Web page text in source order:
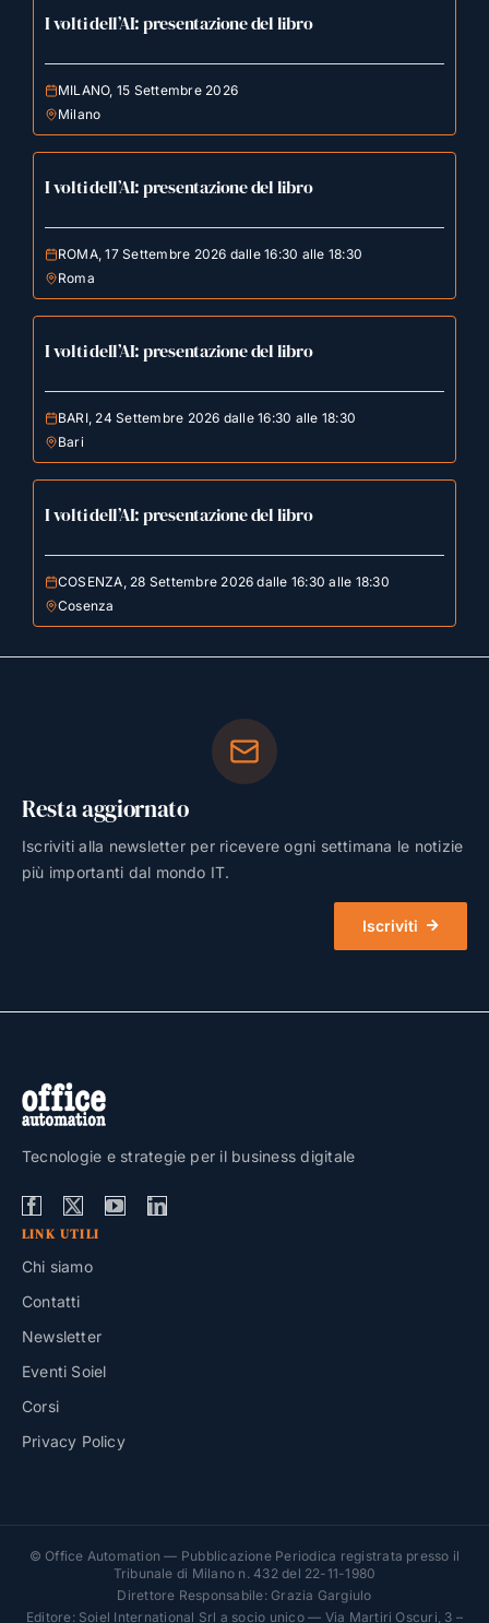
I volti dell’AI: presentazione del libro
MILANO, 15 Settembre 2026
Milano
I volti dell’AI: presentazione del libro
ROMA, 17 Settembre 2026 dalle 16:30 alle 18:30
Roma
I volti dell’AI: presentazione del libro
BARI, 24 Settembre 2026 dalle 16:30 alle 18:30
Bari
I volti dell’AI: presentazione del libro
COSENZA, 28 Settembre 2026 dalle 16:30 alle 18:30
Cosenza
Resta aggiornato
Iscriviti alla newsletter per ricevere ogni settimana le notizie
più importanti dal mondo IT.
Iscriviti
Tecnologie e strategie per il business digitale
LINK UTILI
Chi siamo
Contatti
Newsletter
Eventi Soiel
Corsi
Privacy Policy
© Office Automation — Pubblicazione Periodica registrata presso il
Tribunale di Milano n. 432 del 22-11-1980
Direttore Responsabile: Grazia Gargiulo
Editore: Soiel International Srl a socio unico — Via Martiri Oscuri, 3 –